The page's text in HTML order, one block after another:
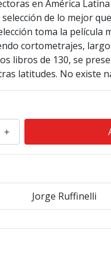
en América
de lo mejor
toma la película
cortometrajes,
libros de 130, se
latitudes. No existe
+
Jorge Ruffinelli